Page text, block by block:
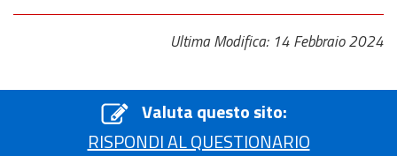
Ultima Modifica: 14 Febbraio 2024
Valuta questo sito:
RISPONDI AL QUESTIONARIO